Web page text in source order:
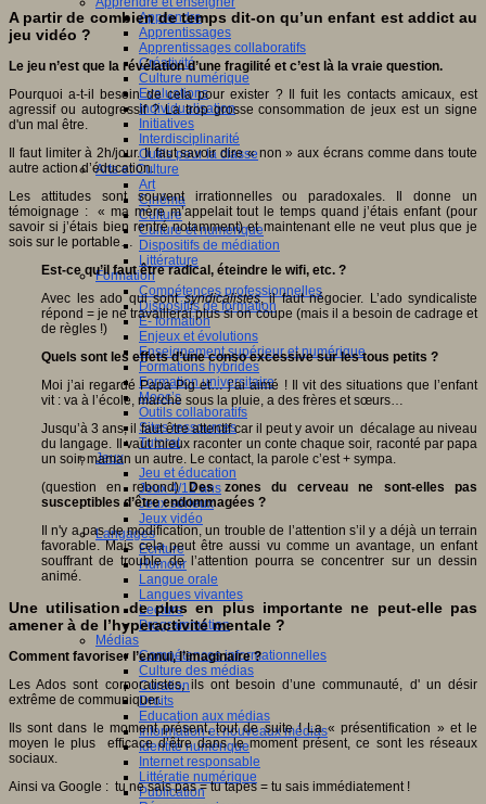
Apprendre
Apprentissages
Apprentissages collaboratifs
Créativité
Culture numérique
Evaluations
Individualisation
Initiatives
Interdisciplinarité
Outils pour la classe
Arts et Culture
Art
Cinéma
Culture
Culture et numérique
Dispositifs de médiation
Littérature
Formation
Compétences professionnelles
Dispositifs de formation
E- formation
Enjeux et évolutions
Enseignement supérieur et numérique
Formations hybrides
Formation universitaire
Mooc’s
Outils collaboratifs
Sites ressources
Tutorat
Jeux
Jeu et éducation
Jeux 4/12 ans
Jeux sérieux
Jeux vidéo
Langages
Ecriture
Humour
Langue orale
Langues vivantes
Lecture
Programmation
Médias
Compétences informationnelles
Culture des médias
Curation
Droits
Education aux médias
Information et nouveaux médias
Identité numérique
Internet responsable
Littératie numérique
Publication
A partir de combien de temps dit-on qu’un enfant est addict au
jeu vidéo ?
Le jeu n’est que la révélation d’une fragilité et c’est là la vraie question.
Pourquoi a-t-il besoin de cela pour exister ? Il fuit les contacts amicaux, est
agressif ou autogressif ? La trop grosse consommation de jeux est un signe
d'un mal être.
Il faut limiter à 2h/jour. Il faut savoir dire « non » aux écrans comme dans toute
autre action d’éducation.
Les attitudes sont souvent irrationnelles ou paradoxales. Il donne un
témoignage : « ma mère m’appelait tout le temps quand j’étais enfant (pour
savoir si j’étais bien rentré notamment) et maintenant elle ne veut plus que je
sois sur le portable…
Est-ce qu’il faut être radical, éteindre le wifi, etc. ?
Avec les ado qui sontsyndicalistes, il faut négocier. L’ado syndicaliste
répond = je ne travaillerai plus si on coupe (mais il a besoin de cadrage et
de règles !)
Quels sont les effets d’une conso excessive sur les tous petits ?
Moi j’ai regardé Papa Pig et… j’ai aimé ! Il vit des situations que l’enfant
vit : va à l’école, marche sous la pluie, a des frères et sœurs…
Jusqu’à 3 ans, il faut être attentif car il peut y avoir un décalage au niveau
du langage. Il vaut mieux raconter un conte chaque soir, raconté par papa
un soir, maman un autre. Le contact, la parole c’est + sympa.
(question en rebond) Des zones du cerveau ne sont-elles pas
susceptibles d’être endommagées ?
Il n'y a pas de modification, un trouble de l’attention s’il y a déjà un terrain
favorable. Mais cela peut être aussi vu comme un avantage, un enfant
souffrant de trouble de l’attention pourra se concentrer sur un dessin
animé.
Une utilisation de plus en plus importante ne peut-elle pas
amener à de l’hyperactivité mentale ?
Comment favoriser l’ennui, l’imaginaire ?
Les Ados sont corporatistes, ils ont besoin d’une communauté, d' un désir
extrême de communiquer.
Ils sont dans le moment présent, tout de suite ! La « présentification » et le
moyen le plus efficace d’être dans le moment présent, ce sont les réseaux
sociaux.
Ainsi va Google : tu ne sais pas = tu tapes = tu sais immédiatement !